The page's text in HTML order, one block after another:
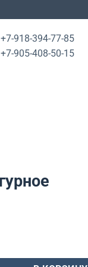
+7-918-394-77-85
+7-905-408-50-15